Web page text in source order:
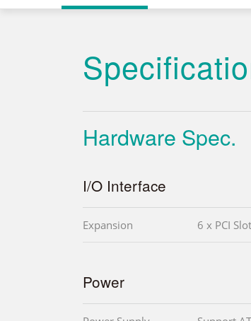
Hardware Spec.
I/O Interface
Expansion 6 x PCI
Power